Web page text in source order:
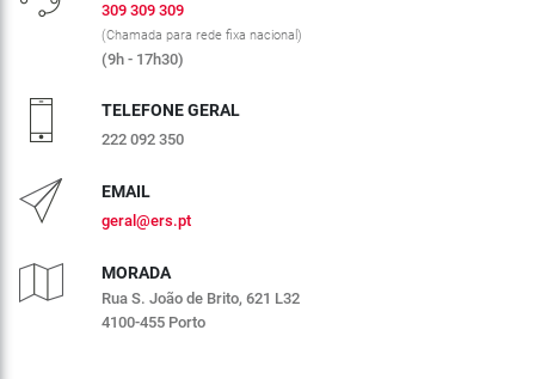
309 309 309
(Chamada para rede fixa nacional)
(9h - 17h30)
TELEFONE GERAL
222 092 350
EMAIL
geral@ers.pt
MORADA
Rua S. João de Brito, 621 L32
4100-455 Porto